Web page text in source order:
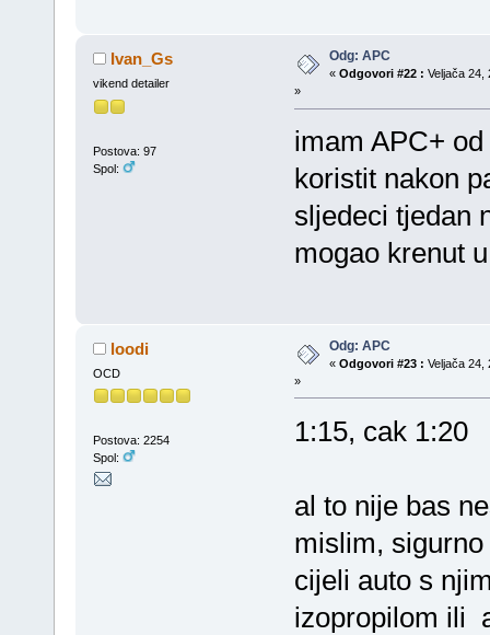
Ivan_Gs
vikend detailer
Postova: 97
Spol:
Odg: APC
« Odgovori #22 : Veljača 24,
»
imam APC+
koristit nakon
sljedeci tjedan
mogao krenut
loodi
OCD
Postova: 2254
Spol:
Odg: APC
« Odgovori #23 : Veljača 24,
»
1:15, cak 1:20
al to nije bas
mislim,
cijeli auto s
izopropilom ili